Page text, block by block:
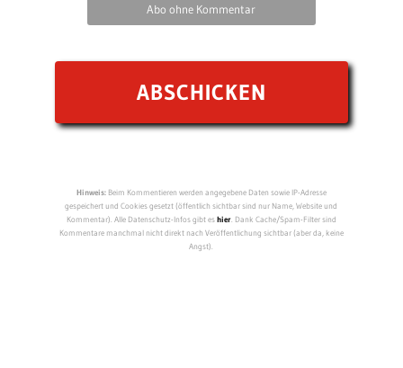
Abo ohne Kommentar
Hinweis:Beim Kommentieren werden angegebene Daten sowie IP-Adresse
gespeichert und Cookies gesetzt (öffentlich sichtbar sind nur Name, Website und
Kommentar). Alle Datenschutz-Infos gibt eshier. Dank Cache/Spam-Filter sind
Kommentare manchmal nicht direkt nach Veröffentlichung sichtbar (aber da, keine
Angst).